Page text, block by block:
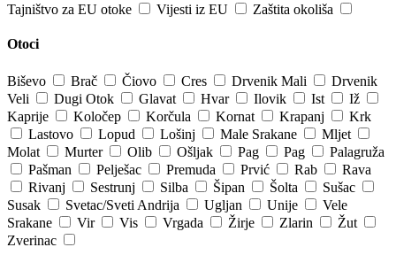
Tajništvo za EU otoke
Vijesti iz EU Zaštita okoliša
Otoci
Biševo Brač Čiovo Cres Drvenik Mali
Drvenik
Veli
Dugi Otok Glavat Hvar Ilovik Ist
Iž
Kaprije
Koločep Korčula Kornat Krapanj
Krk
Lastovo
Lopud Lošinj Male Srakane
Mljet
Molat
Murter Olib Ošljak Pag Pag
Palagruža
Pašman
Pelješac Premuda Prvić Rab
Rava
Rivanj
Sestrunj Silba Šipan Šolta
Sušac
Susak
Svetac/Sveti Andrija Ugljan Unije
Vele
Srakane
Vir Vis Vrgada Žirje Zlarin
Žut
Zverinac